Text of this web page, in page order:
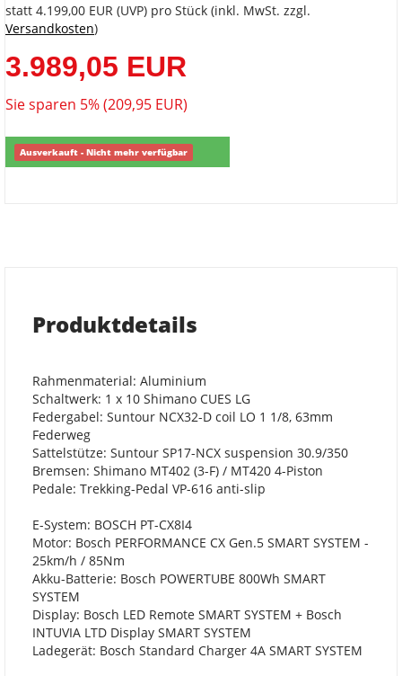
statt 4.199,00 EUR (UVP) pro Stück (inkl. MwSt. zzgl.
Versandkosten)
3.989,05 EUR
Sie sparen 5% (209,95 EUR)
Ausverkauft - Nicht mehr verfügbar
Produktdetails
Rahmenmaterial: Aluminium
Schaltwerk: 1 x 10 Shimano CUES LG
Federgabel: Suntour NCX32-D coil LO 1 1/8, 63mm
Federweg
Sattelstütze: Suntour SP17-NCX suspension 30.9/350
Bremsen: Shimano MT402 (3-F) / MT420 4-Piston
Pedale: Trekking-Pedal VP-616 anti-slip
E-System: BOSCH PT-CX8I4
Motor: Bosch PERFORMANCE CX Gen.5 SMART SYSTEM -
25km/h / 85Nm
Akku-Batterie: Bosch POWERTUBE 800Wh SMART
SYSTEM
Display: Bosch LED Remote SMART SYSTEM + Bosch
INTUVIA LTD Display SMART SYSTEM
Ladegerät: Bosch Standard Charger 4A SMART SYSTEM